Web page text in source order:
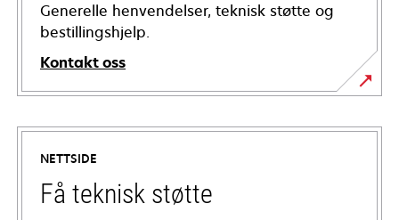
Generelle henvendelser, teknisk støtte og
bestillingshjelp.
Kontakt oss
NETTSIDE
Få teknisk støtte